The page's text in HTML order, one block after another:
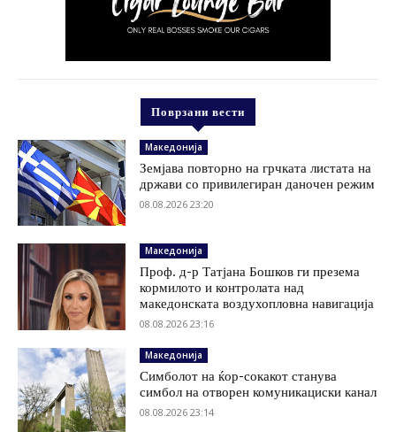
Поврзани вести
Македонија
Земјава повторно на грчката листата на
држави со привилегиран даночен режим
08.08.2026 23:20
Македонија
Проф. д-р Татјана Бошков ги презема
кормилото и контролата над
македонската воздухопловна навигација
08.08.2026 23:16
Македонија
Симболот на ќор-сокакот станува
симбол на отворен комуникациски канал
08.08.2026 23:14